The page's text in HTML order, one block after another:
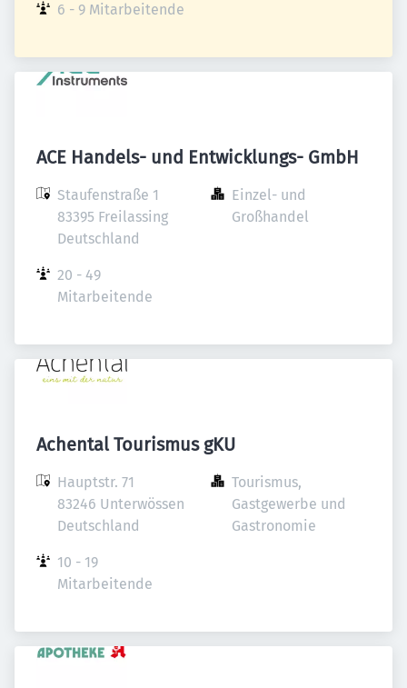
6 - 9 Mitarbeitende
ACE Handels- und Entwicklungs- GmbH
Staufenstraße 1
83395 Freilassing
Deutschland
Einzel- und
Großhandel
20 - 49
Mitarbeitende
Achental Tourismus gKU
Hauptstr. 71
83246 Unterwössen
Deutschland
Tourismus,
Gastgewerbe und
Gastronomie
10 - 19
Mitarbeitende